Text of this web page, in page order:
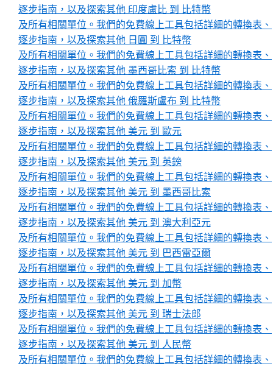
逐步指南，以及探索其他 印度盧比 到 比特幣
及所有相關單位。我們的免費線上工具包括詳細的轉換表、
逐步指南，以及探索其他 日圓 到 比特幣
及所有相關單位。我們的免費線上工具包括詳細的轉換表、
逐步指南，以及探索其他 墨西哥比索 到 比特幣
及所有相關單位。我們的免費線上工具包括詳細的轉換表、
逐步指南，以及探索其他 俄羅斯盧布 到 比特幣
及所有相關單位。我們的免費線上工具包括詳細的轉換表、
逐步指南，以及探索其他 美元 到 歐元
及所有相關單位。我們的免費線上工具包括詳細的轉換表、
逐步指南，以及探索其他 美元 到 英鎊
及所有相關單位。我們的免費線上工具包括詳細的轉換表、
逐步指南，以及探索其他 美元 到 墨西哥比索
及所有相關單位。我們的免費線上工具包括詳細的轉換表、
逐步指南，以及探索其他 美元 到 澳大利亞元
及所有相關單位。我們的免費線上工具包括詳細的轉換表、
逐步指南，以及探索其他 美元 到 巴西雷亞爾
及所有相關單位。我們的免費線上工具包括詳細的轉換表、
逐步指南，以及探索其他 美元 到 加幣
及所有相關單位。我們的免費線上工具包括詳細的轉換表、
逐步指南，以及探索其他 美元 到 瑞士法郎
及所有相關單位。我們的免費線上工具包括詳細的轉換表、
逐步指南，以及探索其他 美元 到 人民幣
及所有相關單位。我們的免費線上工具包括詳細的轉換表、